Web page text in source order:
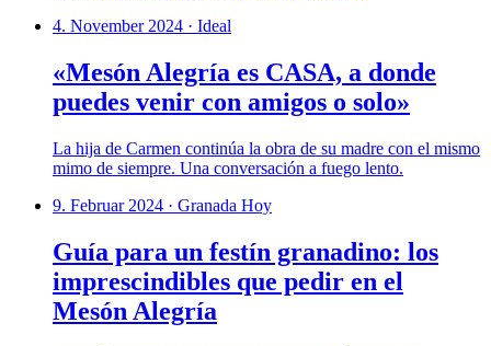
4. November 2024 · Ideal
«Mesón Alegría es CASA, a donde
puedes venir con amigos o solo»
La hija de Carmen continúa la obra de su madre con el mismo
mimo de siempre. Una conversación a fuego lento.
9. Februar 2024 · Granada Hoy
Guía para un festín granadino: los
imprescindibles que pedir en el
Mesón Alegría